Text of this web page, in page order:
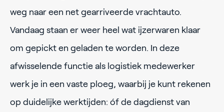
weg naar een net gearriveerde vrachtauto.
Vandaag staan er weer heel wat ijzerwaren klaar
om gepickt en geladen te worden. In deze
afwisselende functie als logistiek medewerker
werk je in een vaste ploeg, waarbij je kunt rekenen
op duidelijke werktijden: óf de dagdienst van